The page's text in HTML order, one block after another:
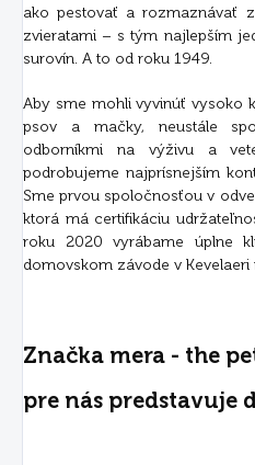
ako pestovať a rozmaznávať
zvieratami – s tým najlepším
surovín. A to od roku 1949.
Aby sme mohli vyvinúť vysoko
psov a mačky, neustále
odborníkmi na výživu a
podrobujeme najprísnejším
Sme prvou spoločnosťou v
ktorá má certifikáciu
roku 2020 vyrábame úplne
domovskom závode v Kevelaeri
Značka mera - the
pre nás predstavuje